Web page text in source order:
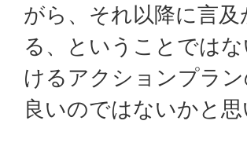
がら、それ以降に言
る、ということでは
けるアクションプラ
良いのではないかと思